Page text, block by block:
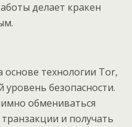
делает кракен
технологии Tor,
уровень безопасности.
обмениваться
и получать